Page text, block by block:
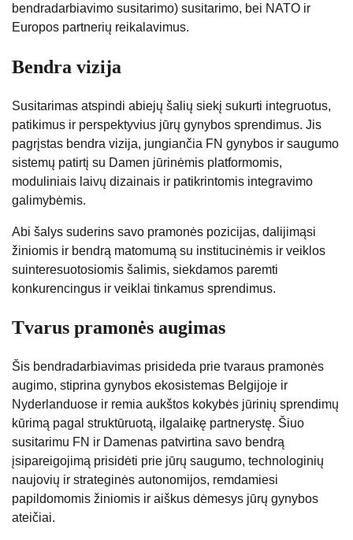
bendradarbiavimo susitarimo) susitarimo, bei NATO ir
Europos partnerių reikalavimus.
Bendra vizija
Susitarimas atspindi abiejų šalių siekį sukurti integruotus,
patikimus ir perspektyvius jūrų gynybos sprendimus. Jis
pagrįstas bendra vizija, jungiančia FN gynybos ir saugumo
sistemų patirtį su Damen jūrinėmis platformomis,
moduliniais laivų dizainais ir patikrintomis integravimo
galimybėmis.
Abi šalys suderins savo pramonės pozicijas, dalijimąsi
žiniomis ir bendrą matomumą su institucinėmis ir veiklos
suinteresuotosiomis šalimis, siekdamos paremti
konkurencingus ir veiklai tinkamus sprendimus.
Tvarus pramonės augimas
Šis bendradarbiavimas prisideda prie tvaraus pramonės
augimo, stiprina gynybos ekosistemas Belgijoje ir
Nyderlanduose ir remia aukštos kokybės jūrinių sprendimų
kūrimą pagal struktūruotą, ilgalaikę partnerystę. Šiuo
susitarimu FN ir Damenas patvirtina savo bendrą
įsipareigojimą prisidėti prie jūrų saugumo, technologinių
naujovių ir strateginės autonomijos, remdamiesi
papildomomis žiniomis ir aiškus dėmesys jūrų gynybos
ateičiai.